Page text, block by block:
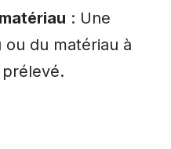
: Une
du matériau à